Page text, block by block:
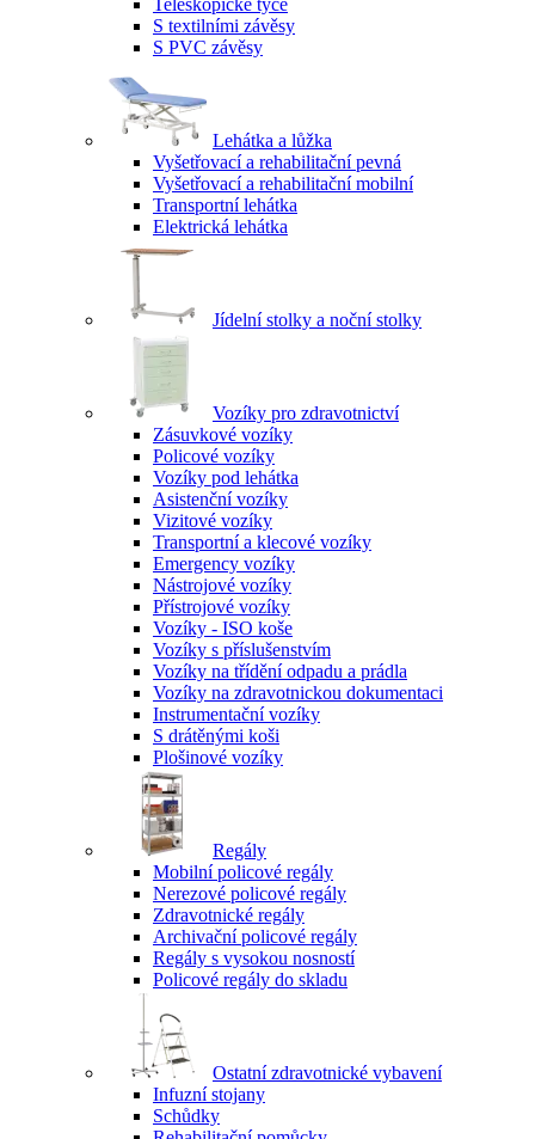
Teleskopické tyče
S textilními závěsy
S PVC závěsy
Lehátka a lůžka
Vyšetřovací a rehabilitační pevná
Vyšetřovací a rehabilitační mobilní
Transportní lehátka
Elektrická lehátka
Jídelní stolky a noční stolky
Vozíky pro zdravotnictví
Zásuvkové vozíky
Policové vozíky
Vozíky pod lehátka
Asistenční vozíky
Vizitové vozíky
Transportní a klecové vozíky
Emergency vozíky
Nástrojové vozíky
Přístrojové vozíky
Vozíky - ISO koše
Vozíky s příslušenstvím
Vozíky na třídění odpadu a prádla
Vozíky na zdravotnickou dokumentaci
Instrumentační vozíky
S drátěnými koši
Plošinové vozíky
Regály
Mobilní policové regály
Nerezové policové regály
Zdravotnické regály
Archivační policové regály
Regály s vysokou nosností
Policové regály do skladu
Ostatní zdravotnické vybavení
Infuzní stojany
Schůdky